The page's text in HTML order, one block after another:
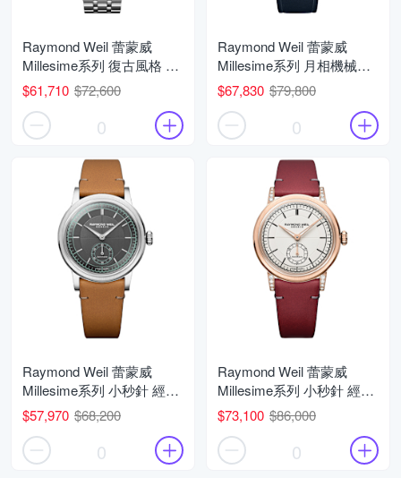
Raymond Weil 蕾蒙威
Millesime系列 復古風格 經
典機械腕錶 父親節 禮物 推
薦 35mm/2125-STS-64001
$61,710 $72,600
0
Raymond Weil 蕾蒙威
Millesime系列 月相機械腕
錶 父親節 禮物 推薦
39.5mm/2945-PC5-50001
$67,830 $79,800
0
Raymond Weil 蕾蒙威
Millesime系列 小秒針 經典
機械腕錶 父親節 禮物 推薦
35mm/2130-STC-60521
$57,970 $68,200
0
Raymond Weil 蕾蒙威
Millesime系列 小秒針 經典
機械腕錶 父親節 禮物 推薦
35mm/2130-C5S-64001
$73,100 $86,000
0